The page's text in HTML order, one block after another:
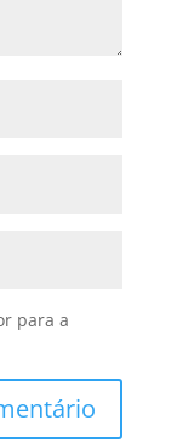
para a